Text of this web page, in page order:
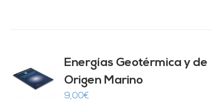
Energías Geotérmica y de
Origen Marino
9,00€